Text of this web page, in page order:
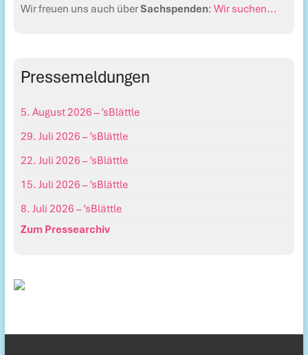
Wir freuen uns auch überSachspenden:Wir suchen...
Pressemeldungen
5. August 2026 – ’sBlättle
29. Juli 2026 – ’sBlättle
22. Juli 2026 – ’sBlättle
15. Juli 2026 – ’sBlättle
8. Juli 2026 – ’sBlättle
Zum Pressearchiv